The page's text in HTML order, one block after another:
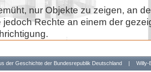
nur Objekte zu zeigen, an
jedoch Rechte an einem der
der Geschichte der Bundesrepublik Deutschland | Willy-